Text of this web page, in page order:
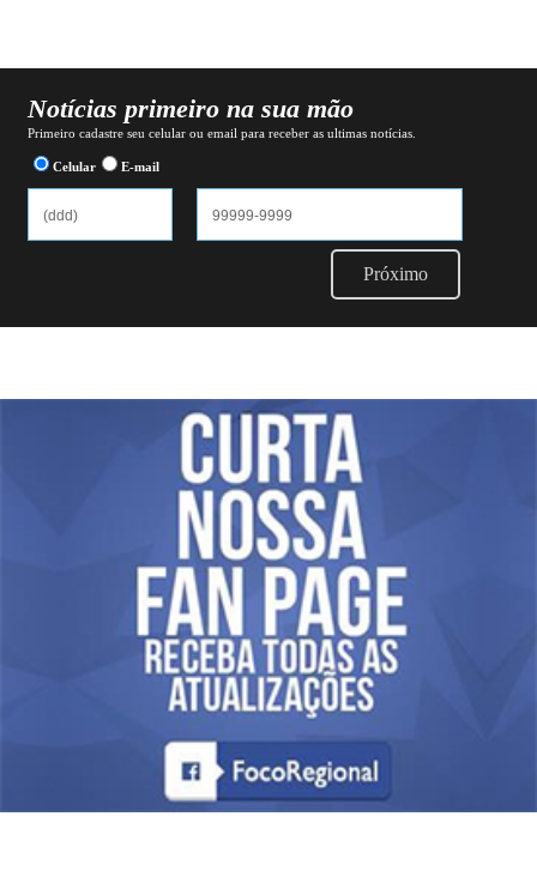
Notícias primeiro na sua mão
Primeiro cadastre seu celular ou email para receber as ultimas notícias.
Celular E-mail
Próximo